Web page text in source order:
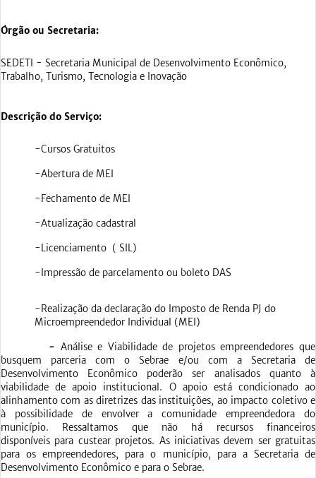
Órgão ou Secretaria:
SEDETI - Secretaria Municipal de Desenvolvimento Econômico,
Trabalho, Turismo, Tecnologia e Inovação
Descrição do Serviço:
-Cursos Gratuitos
-Abertura de MEI
-Fechamento de MEI
-Atualização cadastral
-Licenciamento ( SIL)
-Impressão de parcelamento ou boleto DAS
-Realização da declaração do Imposto de Renda PJ do
Microempreendedor Individual (MEI)
- Análise e Viabilidade de projetos empreendedores que
busquem parceria com o Sebrae e/ou com a Secretaria de
Desenvolvimento Econômico poderão ser analisados quanto à
viabilidade de apoio institucional. O apoio está condicionado ao
alinhamento com as diretrizes das instituições, ao impacto coletivo e
à possibilidade de envolver a comunidade empreendedora do
município. Ressaltamos que não há recursos financeiros
disponíveis para custear projetos. As iniciativas devem ser gratuitas
para os empreendedores, para o município, para a Secretaria de
Desenvolvimento Econômico e para o Sebrae.